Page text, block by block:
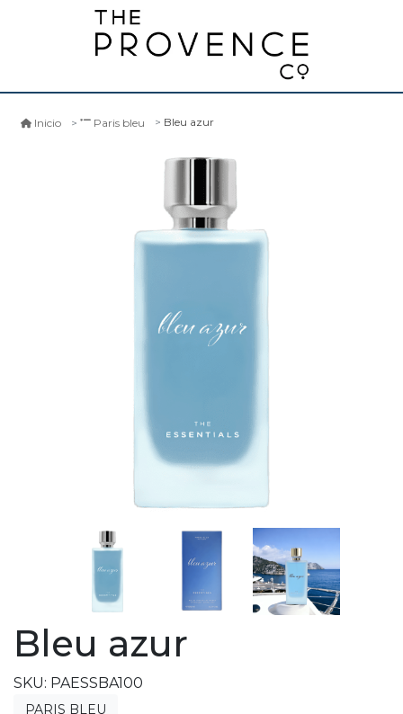
Inicio Paris bleu Bleu azur
Bleu azur
SKU: PAESSBA100